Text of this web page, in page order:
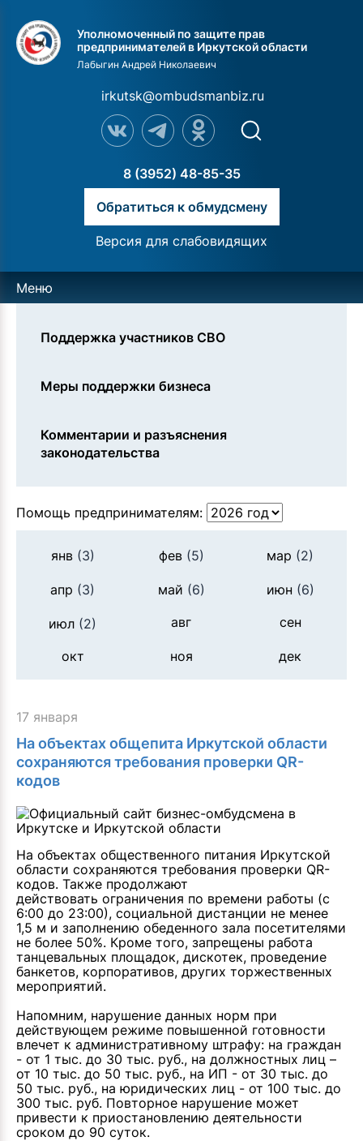
Уполномоченный по защите прав
предпринимателей в Иркутской области
Лабыгин Андрей Николаевич
irkutsk@ombudsmanbiz.ru
8 (3952) 48-85-35
Обратиться к обмудсмену
Версия для слабовидящих
Меню
Поддержка участников СВО
Меры поддержки бизнеса
Комментарии и разъяснения
законодательства
Помощь предпринимателям:
янв(3) фев(5) мар (2)
апр (3) май (6) июн (6)
июл (2) авг сен
окт ноя дек
17 января
На объектах общепита Иркутской области
сохраняются требования проверки QR-
кодов
На объектах общественного питания Иркутской
области сохраняются требования проверки QR-
кодов. Также продолжают
действовать ограничения по времени работы (с
6:00 до 23:00), социальной дистанции не менее
1,5 м и заполнению обеденного зала посетителями
не более 50%. Кроме того, запрещены работа
танцевальных площадок, дискотек, проведение
банкетов, корпоративов, других торжественных
мероприятий.
Напомним, нарушение данных норм при
действующем режиме повышенной готовности
влечет к административному штрафу: на граждан
- от 1 тыс. до 30 тыс. руб., на должностных лиц –
от 10 тыс. до 50 тыс. руб., на ИП - от 30 тыс. до
50 тыс. руб., на юридических лиц - от 100 тыс. до
300 тыс. руб. Повторное нарушение может
привести к приостановлению деятельности
сроком до 90 суток.